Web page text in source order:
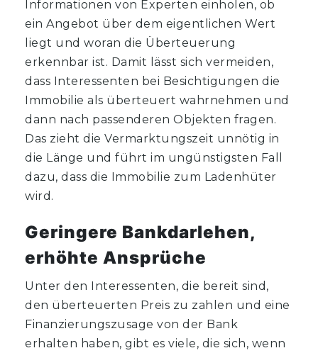
Informationen von Experten einholen, ob
ein Angebot über dem eigentlichen Wert
liegt und woran die Überteuerung
erkennbar ist. Damit lässt sich vermeiden,
dass Interessenten bei Besichtigungen die
Immobilie als überteuert wahrnehmen und
dann nach passenderen Objekten fragen.
Das zieht die Vermarktungszeit unnötig in
die Länge und führt im ungünstigsten Fall
dazu, dass die Immobilie zum Ladenhüter
wird.
Geringere Bankdarlehen,
erhöhte Ansprüche
Unter den Interessenten, die bereit sind,
den überteuerten Preis zu zahlen und eine
Finanzierungszusage von der Bank
erhalten haben, gibt es viele, die sich, wenn